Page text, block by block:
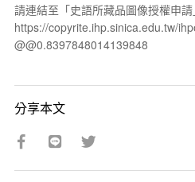
請連結至「史語所藏品圖像授權申
https://copyrite.ihp.sinica.edu.tw/
@@0.8397848014139848
分享本文